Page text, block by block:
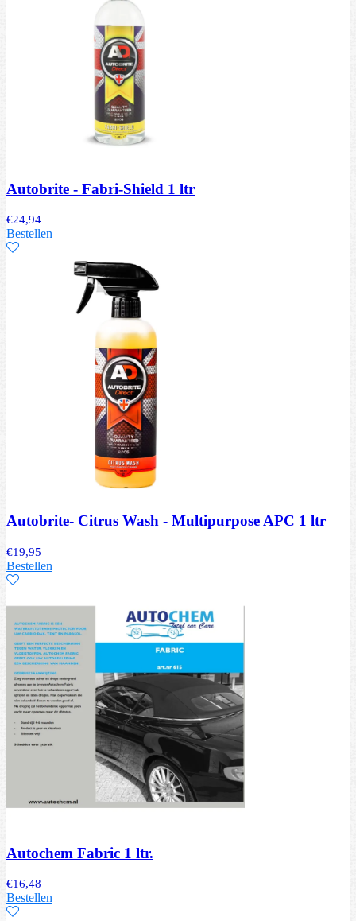
Autobrite - Fabri-Shield 1 ltr
€24,94
Bestellen
Autobrite- Citrus Wash - Multipurpose APC 1 ltr
€19,95
Bestellen
Autochem Fabric 1 ltr.
€16,48
Bestellen